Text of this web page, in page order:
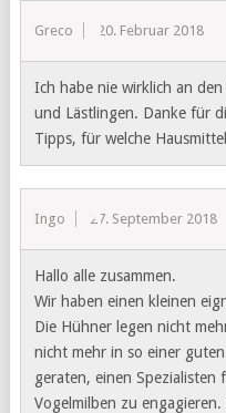
Greco 20. Februar 2018
Ich habe nie wirklich an
und Lästlingen. Danke für
Tipps, für welche
Ingo 27. September 2018
Hallo alle zusammen.
Wir haben einen kleinen
Die Hühner legen nicht
nicht mehr in so einer
geraten, einen
Vogelmilben zu